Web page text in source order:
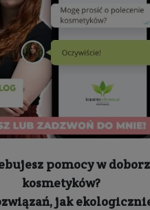
pomocy w
kosmetyków?
jak